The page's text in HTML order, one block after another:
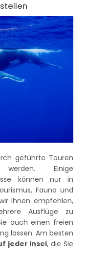
geführte Touren
Einige
können nur in
Fauna und
Ihnen empfehlen,
Ausflüge zu
auch einen freien
lassen. Am besten
jeder Insel, die Sie